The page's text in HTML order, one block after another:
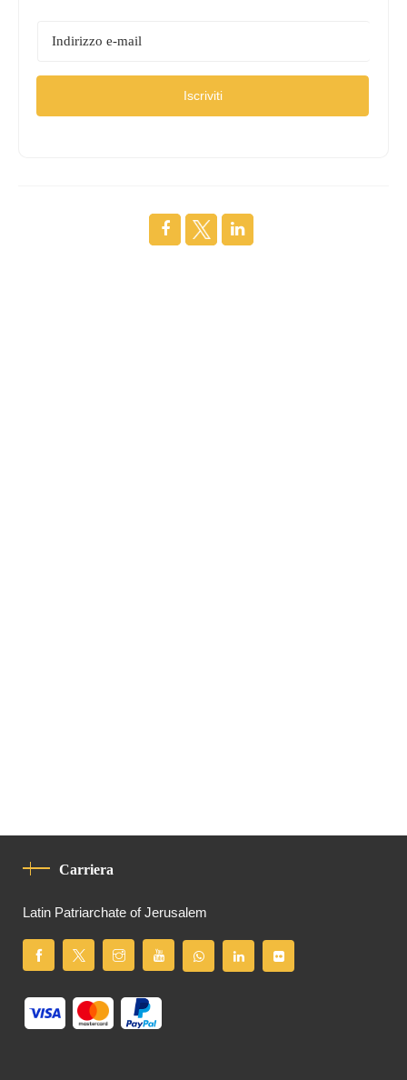
Iscriviti
Carriera
Latin Patriarchate of Jerusalem